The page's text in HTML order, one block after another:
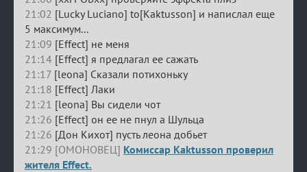
21:02 [Lucky Luciano] to[Kaktusson] и напислал еще
5 максимум...
21:09 [Effect] не меня
21:14 [Effect] я предлагал ее сажать
21:17 [leona] Сказали потихоньку
21:18 [Effect] Лаки
21:21 [leona] Вы сидели чот
21:26 [Effect] он ее не пнул а Шульца
21:26 [Дон Кихот] пусть леона добьет
21:29 [ОМОНОВЕЦ] Комиссар Kaktusson проверил
жителя Effect.